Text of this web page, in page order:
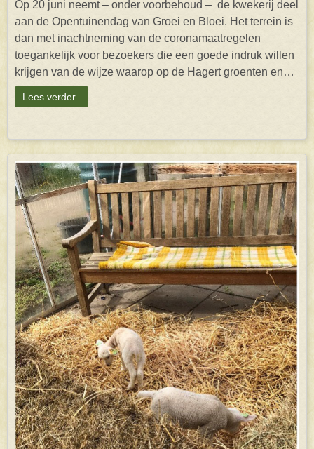
Op 20 juni neemt – onder voorbehoud – de kwekerij deel
aan de Opentuinendag van Groei en Bloei. Het terrein is
dan met inachtneming van de coronamaatregelen
toegankelijk voor bezoekers die een goede indruk willen
krijgen van de wijze waarop op de Hagert groenten en…
Lees verder..